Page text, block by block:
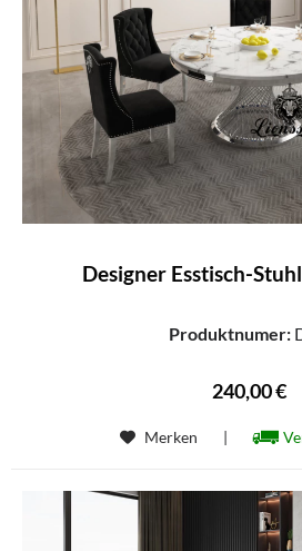
Designer Esstisch-
Produktnumer:
240,00 €
Merken |